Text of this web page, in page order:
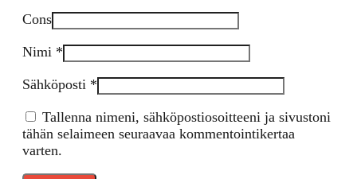
Cons
Nimi *
Sähköposti *
Tallenna nimeni, sähköpostiosoitteeni ja sivustoni
tähän selaimeen seuraavaa kommentointikertaa
varten.